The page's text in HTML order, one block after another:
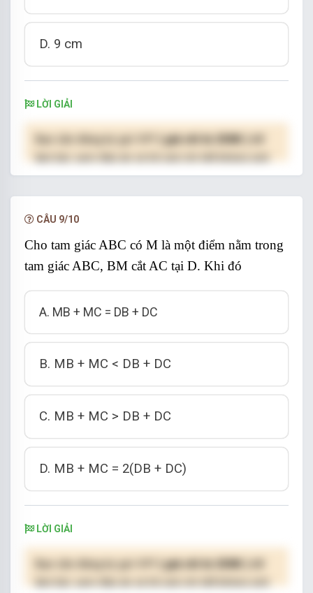
D. 9 cm
LỜI GIẢI
( giá chỉ từ 250K )
hạn.
CÂU 9/10
Cho tam giác ABC có M là một điểm nằm trong
tam giác ABC, BM cắt AC tại D. Khi đó
A. MB + MC = DB + DC
B. MB + MC < DB + DC
C. MB + MC > DB + DC
D. MB + MC = 2(DB + DC)
LỜI GIẢI
( giá chỉ từ 250K )